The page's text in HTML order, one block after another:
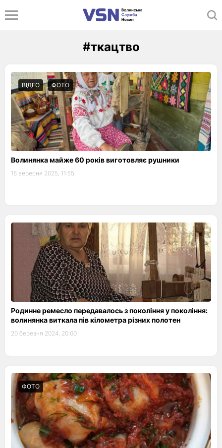
#ткацтво
ВІДЕО ФОТО
Волинянка майже 60 років виготовляє рушники
16 вересня 2025, 11:55
Родинне ремесло передавалось з покоління у покоління:
волинянка виткала пів кілометра різних полотен
20 березня 2024, 20:00
ФОТО